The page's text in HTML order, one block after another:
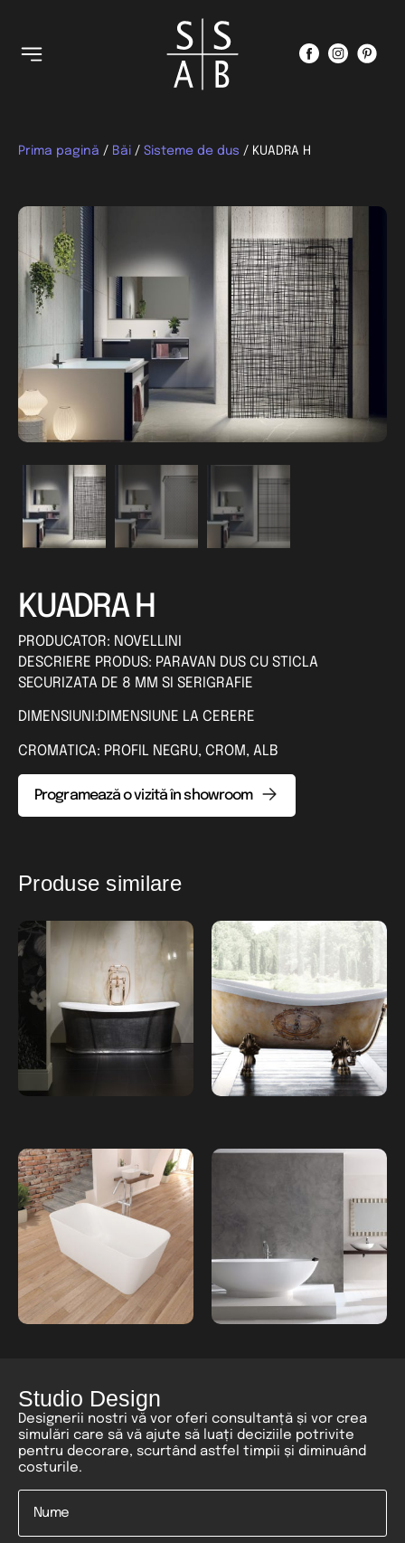
Prima pagină / Băi / Sisteme de dus / KUADRA H
KUADRA H
PRODUCATOR: NOVELLINI
DESCRIERE PRODUS: PARAVAN DUS CU STICLA
SECURIZATA DE 8 MM SI SERIGRAFIE
DIMENSIUNI:DIMENSIUNE LA CERERE
CROMATICA: PROFIL NEGRU, CROM, ALB
Programează o vizită în showroom
Produse similare
Studio Design
Designerii nostri vă vor oferi consultanță și vor crea
simulări care să vă ajute să luați deciziile potrivite
pentru decorare, scurtând astfel timpii și diminuând
costurile.
Nume